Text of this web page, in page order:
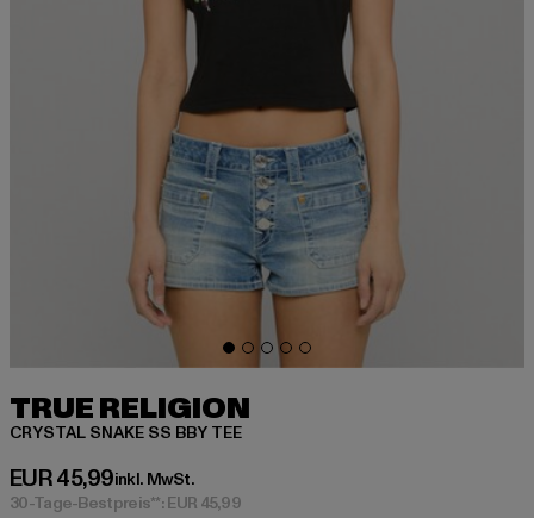
TRUE RELIGION
CRYSTAL SNAKE SS BBY TEE
EUR 45,99
Derzeitiger Preis: EUR 45,99
inkl. MwSt.
30-Tage-Bestpreis**: EUR 45,99